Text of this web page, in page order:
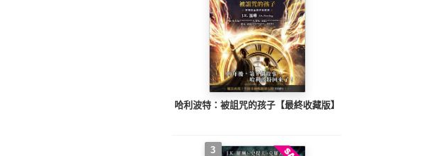
哈利波特：被詛咒的孩子【最終收藏版】
3